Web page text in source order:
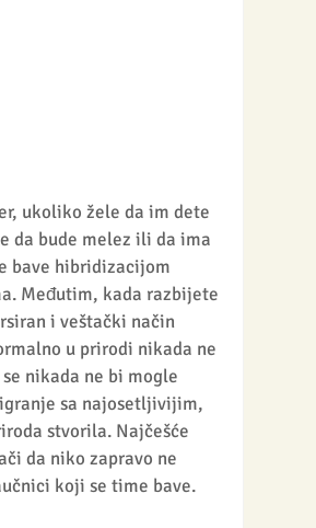
ukoliko žele da im dete
da bude melez ili da ima
bave hibridizacijom
Međutim, kada razbijete
i veštački način
u prirodi nikada ne
nikada ne bi mogle
sa najosetljivijim,
stvorila. Najčešće
da niko zapravo ne
koji se time bave.